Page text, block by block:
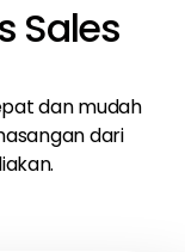
Sales
dan mudah
dari